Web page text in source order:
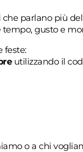
parlano più
tempo, gusto e
feste:
utilizzando il
o a chi